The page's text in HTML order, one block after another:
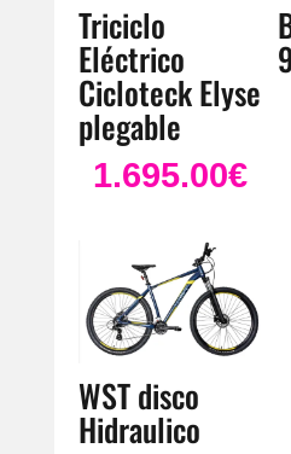
Triciclo
Eléctrico
Cicloteck Elyse
plegable
1.695.00€
WST disco
Hidraulico